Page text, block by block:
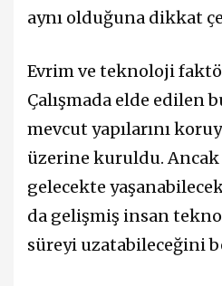
aynı olduğuna dikkat
Evrim ve teknoloji
Çalışmada elde edilen
mevcut yapılarını
üzerine kuruldu.
gelecekte
da gelişmiş insan
süreyi uzatabileceğini